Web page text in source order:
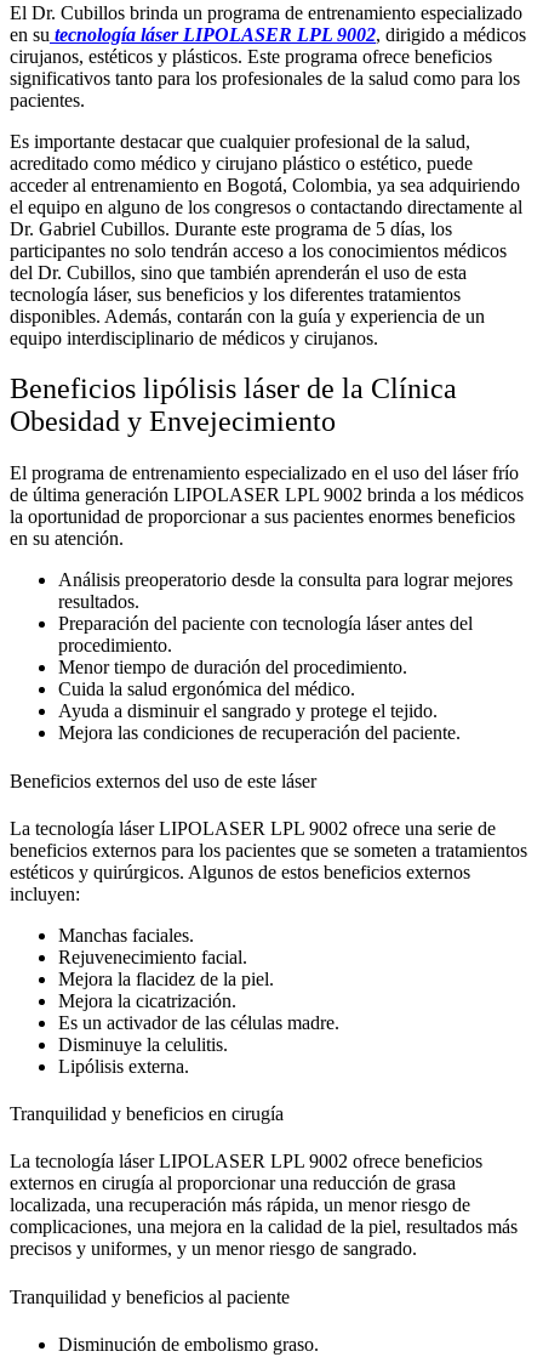
El Dr. Cubillos brinda un programa de entrenamiento especializado
en su tecnología láser LIPOLASER LPL 9002, dirigido a médicos
cirujanos, estéticos y plásticos. Este programa ofrece beneficios
significativos tanto para los profesionales de la salud como para los
pacientes.
Es importante destacar que cualquier profesional de la salud,
acreditado como médico y cirujano plástico o estético, puede
acceder al entrenamiento en Bogotá, Colombia, ya sea adquiriendo
el equipo en alguno de los congresos o contactando directamente al
Dr. Gabriel Cubillos. Durante este programa de 5 días, los
participantes no solo tendrán acceso a los conocimientos médicos
del Dr. Cubillos, sino que también aprenderán el uso de esta
tecnología láser, sus beneficios y los diferentes tratamientos
disponibles. Además, contarán con la guía y experiencia de un
equipo interdisciplinario de médicos y cirujanos.
Beneficios lipólisis láser de la Clínica
Obesidad y Envejecimiento
El programa de entrenamiento especializado en el uso del láser frío
de última generación LIPOLASER LPL 9002 brinda a los médicos
la oportunidad de proporcionar a sus pacientes enormes beneficios
en su atención.
Análisis preoperatorio desde la consulta para lograr mejores
resultados.
Preparación del paciente con tecnología láser antes del
procedimiento.
Menor tiempo de duración del procedimiento.
Cuida la salud ergonómica del médico.
Ayuda a disminuir el sangrado y protege el tejido.
Mejora las condiciones de recuperación del paciente.
Beneficios externos del uso de este láser
La tecnología láser LIPOLASER LPL 9002 ofrece una serie de
beneficios externos para los pacientes que se someten a tratamientos
estéticos y quirúrgicos. Algunos de estos beneficios externos
incluyen:
Manchas faciales.
Rejuvenecimiento facial.
Mejora la flacidez de la piel.
Mejora la cicatrización.
Es un activador de las células madre.
Disminuye la celulitis.
Lipólisis externa.
Tranquilidad y beneficios en cirugía
La tecnología láser LIPOLASER LPL 9002 ofrece beneficios
externos en cirugía al proporcionar una reducción de grasa
localizada, una recuperación más rápida, un menor riesgo de
complicaciones, una mejora en la calidad de la piel, resultados más
precisos y uniformes, y un menor riesgo de sangrado.
Tranquilidad y beneficios al paciente
Disminución de embolismo graso.